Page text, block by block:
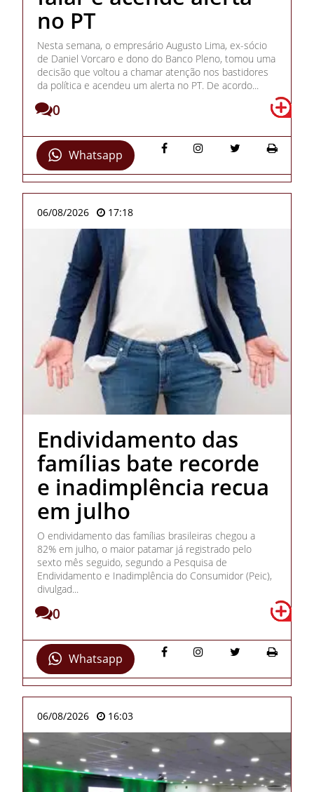
no PT
Nesta semana, o empresário Augusto Lima, ex-sócio
de Daniel Vorcaro e dono do Banco Pleno, tomou uma
decisão que voltou a chamar atenção nos bastidores
da política e acendeu um alerta no PT. De acordo...
0
Whatsapp
06/08/2026 17:18
Endividamento das
famílias bate recorde
e inadimplência recua
em julho
O endividamento das famílias brasileiras chegou a
82% em julho, o maior patamar já registrado pelo
sexto mês seguido, segundo a Pesquisa de
Endividamento e Inadimplência do Consumidor (Peic),
divulgad...
0
Whatsapp
06/08/2026 16:03